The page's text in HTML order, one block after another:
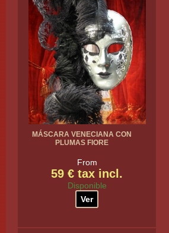
MÁSCARA VENECIANA CON
PLUMAS FIORE
From
59 € tax incl.
Disponible
Ver